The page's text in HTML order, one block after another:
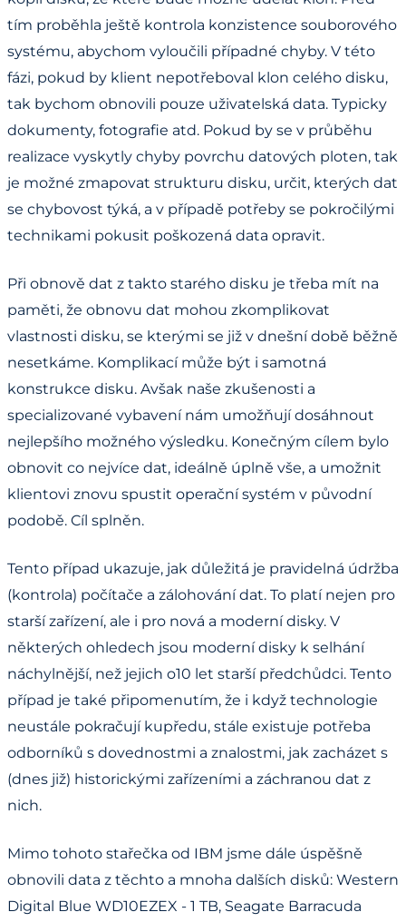
tím proběhla ještě kontrola konzistence souborového
systému, abychom vyloučili případné chyby. V této
fázi, pokud by klient nepotřeboval klon celého disku,
tak bychom obnovili pouze uživatelská data. Typicky
dokumenty, fotografie atd. Pokud by se v průběhu
realizace vyskytly chyby povrchu datových ploten, tak
je možné zmapovat strukturu disku, určit, kterých dat
se chybovost týká, a v případě potřeby se pokročilými
technikami pokusit poškozená data opravit.
Při obnově dat z takto starého disku je třeba mít na
paměti, že obnovu dat mohou zkomplikovat
vlastnosti disku, se kterými se již v dnešní době běžně
nesetkáme. Komplikací může být i samotná
konstrukce disku. Avšak naše zkušenosti a
specializované vybavení nám umožňují dosáhnout
nejlepšího možného výsledku. Konečným cílem bylo
obnovit co nejvíce dat, ideálně úplně vše, a umožnit
klientovi znovu spustit operační systém v původní
podobě. Cíl splněn.
Tento případ ukazuje, jak důležitá je pravidelná údržba
(kontrola) počítače a zálohování dat. To platí nejen pro
starší zařízení, ale i pro nová a moderní disky. V
některých ohledech jsou moderní disky k selhání
náchylnější, než jejich o10 let starší předchůdci. Tento
případ je také připomenutím, že i když technologie
neustále pokračují kupředu, stále existuje potřeba
odborníků s dovednostmi a znalostmi, jak zacházet s
(dnes již) historickými zařízeními a záchranou dat z
nich.
Mimo tohoto stařečka od IBM jsme dále úspěšně
obnovili data z těchto a mnoha dalších disků: Western
Digital Blue WD10EZEX - 1 TB, Seagate Barracuda